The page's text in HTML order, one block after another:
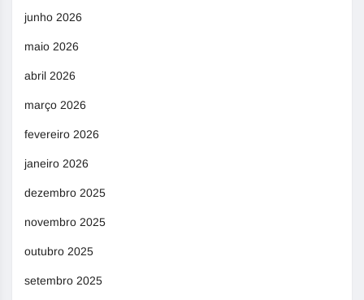
junho 2026
maio 2026
abril 2026
março 2026
fevereiro 2026
janeiro 2026
dezembro 2025
novembro 2025
outubro 2025
setembro 2025